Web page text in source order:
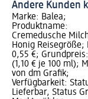
Andere Kunden
Marke: Balea;
Produktname:
Cremedusche
Honig Reisegröße;
0,55 €;
(1,10 € je 100 ml);
von dm Grafik;
Verfügbarkeit:
Lieferbar, Status